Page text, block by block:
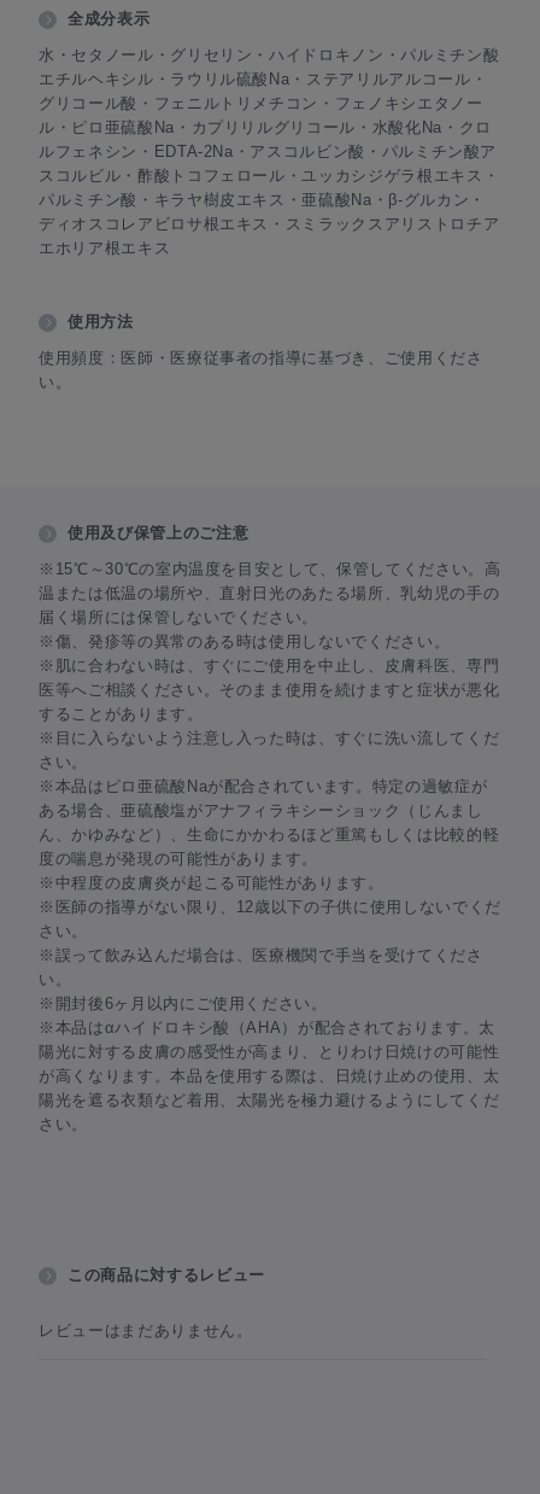
全成分表示
水・セタノール・グリセリン・ハイドロキノン・パルミチン酸
エチルヘキシル・ラウリル硫酸Na・ステアリルアルコール・
グリコール酸・フェニルトリメチコン・フェノキシエタノー
ル・ピロ亜硫酸Na・カプリリルグリコール・水酸化Na・クロ
ルフェネシン・EDTA-2Na・アスコルビン酸・パルミチン酸ア
スコルビル・酢酸トコフェロール・ユッカシジゲラ根エキス・
パルミチン酸・キラヤ樹皮エキス・亜硫酸Na・β-グルカン・
ディオスコレアビロサ根エキス・スミラックスアリストロチア
エホリア根エキス
使用方法
使用頻度：医師・医療従事者の指導に基づき、ご使用くださ
い。
使用及び保管上のご注意
※15℃～30℃の室内温度を目安として、保管してください。高
温または低温の場所や、直射日光のあたる場所、乳幼児の手の
届く場所には保管しないでください。
※傷、発疹等の異常のある時は使用しないでください。
※肌に合わない時は、すぐにご使用を中止し、皮膚科医、専門
医等へご相談ください。そのまま使用を続けますと症状が悪化
することがあります。
※目に入らないよう注意し入った時は、すぐに洗い流してくだ
さい。
※本品はピロ亜硫酸Naが配合されています。特定の過敏症が
ある場合、亜硫酸塩がアナフィラキシーショック（じんまし
ん、かゆみなど）、生命にかかわるほど重篤もしくは比較的軽
度の喘息が発現の可能性があります。
※中程度の皮膚炎が起こる可能性があります。
※医師の指導がない限り、12歳以下の子供に使用しないでくだ
さい。
※誤って飲み込んだ場合は、医療機関で手当を受けてくださ
い。
※開封後6ヶ月以内にご使用ください。
※本品はαハイドロキシ酸（AHA）が配合されております。太
陽光に対する皮膚の感受性が高まり、とりわけ日焼けの可能性
が高くなります。本品を使用する際は、日焼け止めの使用、太
陽光を遮る衣類など着用、太陽光を極力避けるようにしてくだ
さい。
この商品に対するレビュー
レビューはまだありません。